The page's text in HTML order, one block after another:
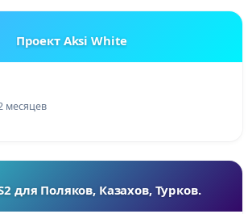
Проект Аksi White
месяцев
для Поляков, Казахов, Турков.